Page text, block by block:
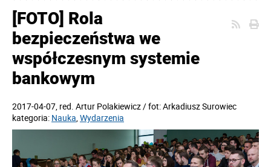
[FOTO] Rola
bezpieczeństwa we
współczesnym systemie
bankowym
2017-04-07, red. Artur Polakiewicz / fot: Arkadiusz Surowiec
kategoria: Nauka,Wydarzenia